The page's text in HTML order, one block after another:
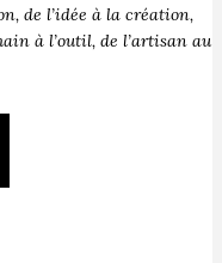
de l’idée à la création,
à l’outil, de l’artisan au